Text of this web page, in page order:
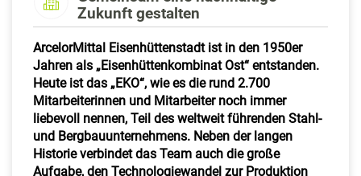
Zukunft gestalten
ArcelorMittal Eisenhüttenstadt ist in den 1950er
Jahren als „Eisenhüttenkombinat Ost“ entstanden.
Heute ist das „EKO“, wie es die rund 2.700
Mitarbeiterinnen und Mitarbeiter noch immer
liebevoll nennen, Teil des weltweit führenden Stahl-
und Bergbauunternehmens. Neben der langen
Historie verbindet das Team auch die große
Aufgabe, den Technologiewandel zur Produktion